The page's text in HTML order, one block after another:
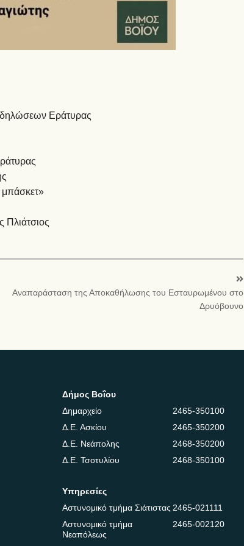
Εράτυρας
Πλιάτσιος
Αναπαράσταση της Αποκαθήλωσης του Εσταυρωμένου στο
Δρυόβουνο
Δήμος Βοΐου
Δημαρχείο
2465-350100
Δ.Ε. Ασκίου
2465-350200
Δ.Ε. Νεάπολης
2468-350200
Δ.Ε. Τσοτυλίου
2468-350100
Υπηρεσίες
Αστυνομικό τμήμα Σιάτιστας2465-021111
Αστυνομικό τμήμα
Νεαπόλεως
2465-002120